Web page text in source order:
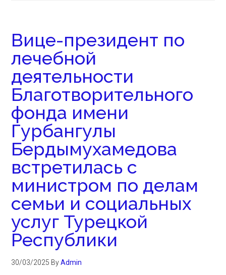
Вице-президент по
лечебной
деятельности
Благотворительного
фонда имени
Гурбангулы
Бердымухамедова
встретилась с
министром по делам
семьи и социальных
услуг Турецкой
Республики
30/03/2025 ByAdmin